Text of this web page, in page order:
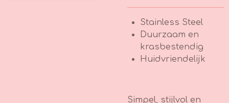
Stainless Steel
Duurzaam en
krasbestendig
Huidvriendelijk
Simpel, stijlvol en